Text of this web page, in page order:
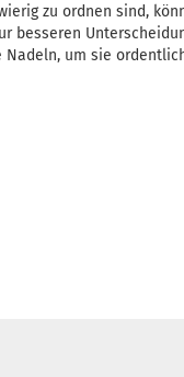
zu ordnen sind,
besseren
um sie